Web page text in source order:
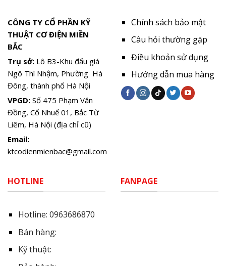
CÔNG TY CỔ PHẦN KỸ
THUẬT CƠ ĐIỆN MIỀN
BẮC
Trụ sở: Lô B3-Khu đấu giá
Ngô Thì Nhậm, Phường Hà
Đông, thành phố Hà Nội
VPGD: Số 475 Phạm Văn
Đồng, Cổ Nhuế 01, Bắc Từ
Liêm, Hà Nội (địa chỉ cũ)
Email:
ktcodienmienbac@gmail.com
Chính sách bảo mật
Câu hỏi thường gặp
Điều khoản sử dụng
Hướng dẫn mua hàng
HOTLINE
Hotline: 0963686870
Bán hàng:
Kỹ thuật:
FANPAGE